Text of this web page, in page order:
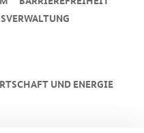
UND ENERGIE